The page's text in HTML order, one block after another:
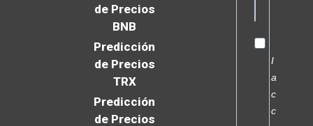
de Precios
BNB
Predicción
de Precios
TRX
Predicción
de Precios
I
a
c
c